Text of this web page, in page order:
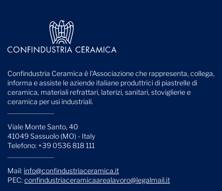
Confindustria Ceramica è l'Associazione che rappresenta, collega,
informa e assiste le aziende italiane produttrici di piastrelle di
ceramica, materiali refrattari, laterizi, sanitari, stoviglierie e
ceramica per usi industriali.
Viale Monte Santo, 40
41049 Sassuolo (MO) - Italy
Telefono: +39 0536 818 111
Mail: info@confindustriaceramica.it
PEC: confindustriaceramicaarealavoro@legalmail.it